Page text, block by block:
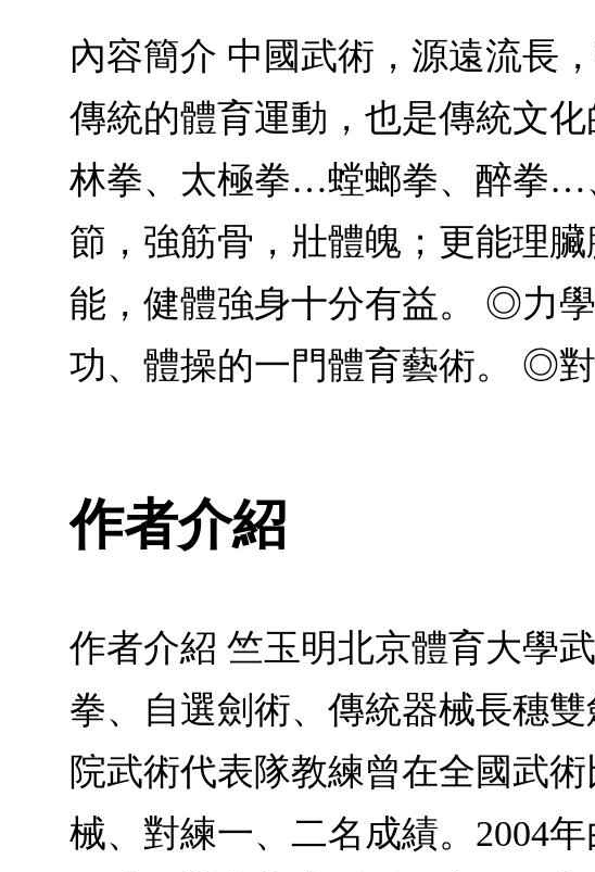
內容簡介 中國武術，源遠流長
傳統的體育運動，也是傳統文
林拳、太極拳…螳螂拳、醉拳…
節，強筋骨，壯體魄；更能理
能，健體強身十分有益。 ◎力
功、體操的一門體育藝術。 ◎
作者介紹
作者介紹 竺玉明北京體育大學
拳、自選劍術、傳統器械長穗
院武術代表隊教練曾在全國武
械、對練一、二名成績。2004